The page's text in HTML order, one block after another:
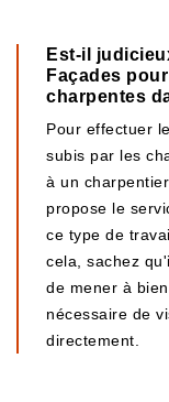
Est-il
Façades
charpentes
Pour effectuer
subis par les
à un
propose le
ce type de
cela, sachez
de mener à
nécessaire de
directement.